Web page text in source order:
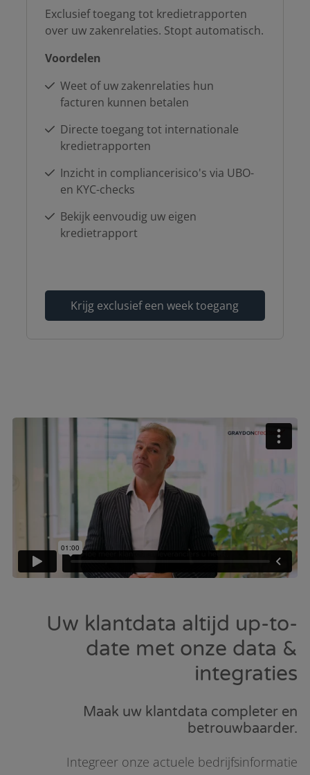
Exclusief toegang tot kredietrapporten
over uw zakenrelaties. Stopt automatisch.
Voordelen
Weet of uw zakenrelaties hun
facturen kunnen betalen
Directe toegang tot internationale
kredietrapporten
Inzicht in compliancerisico's via UBO-
en KYC-checks
Bekijk eenvoudig uw eigen
kredietrapport
Krijg exclusief een week toegang
Uw klantdata altijd up-to-
date met onze data &
integraties
Maak uw klantdata completer en
betrouwbaarder.
Integreer onze actuele bedrijfsinformatie